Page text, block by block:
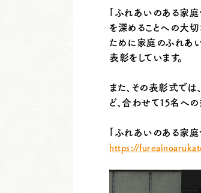
「ふれあいのある家
を深めることへの大
ために家庭のふれあ
表彰をしています。
また、その表彰式で
ど、合わせて15名への
「ふれあいのある家庭
https://